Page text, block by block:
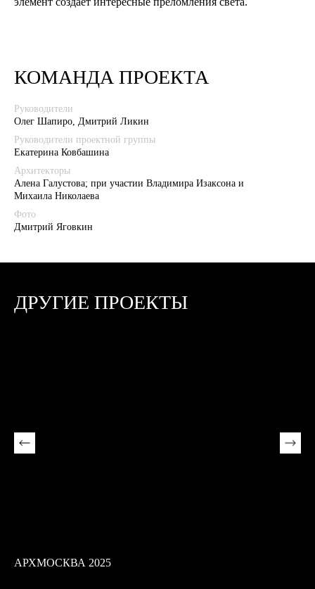
КОМАНДА ПРОЕКТА
Руководители
Олег Шапиро, Дмитрий Ликин
Руководители проектной группы
Екатерина Ковбашина
Архитекторы
Алена Галустова; при участии Владимира Изаксона и
Михаила Николаева
Фото
Дмитрий Яговкин
ДРУГИЕ ПРОЕКТЫ
АРХМОСКВА 2025